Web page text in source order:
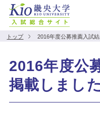
トップ 2016年度公募推薦入試
2016年度公
掲載しました